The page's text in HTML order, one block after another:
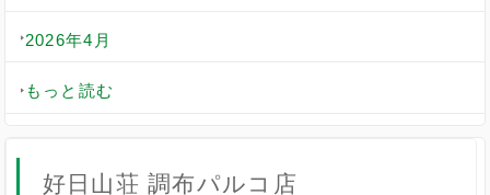
2026年4月
もっと読む
好日山荘 調布パルコ店